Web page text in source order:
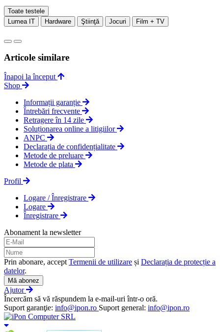
Toate testele
Lumea IT
Hardware Ştiinţă Jocuri Film + TV
Articole similare
Înapoi la început
Shop
Informații garanție
Întrebări frecvente
Retragere în 14 zile
Soluționarea online a litigiilor
ANPC
Declarația de confidențialitate
Metode de preluare
Metode de plata
Profil
Logare / Înregistrare
Logare
Înregistrare
Abonament la newsletter
Prin abonare, accept Termenii de utilizare și Declarația de protecție a
datelor.
Mă abonez
Ajutor
Încercăm să vă răspundem la e-mail-uri într-o oră.
Suport garanţie: info@ipon.ro Suport general: info@ipon.ro